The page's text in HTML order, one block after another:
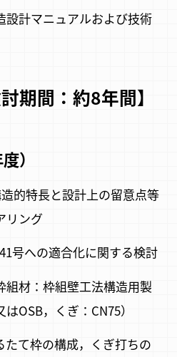
設計マニュアルおよび技術
期間：約8年間】
）
的特長と設計上の留意点等
リング
号への適合化に関する検討
材：枠組壁工法構造用製
OSB，くぎ：CN75）
て枠の構成，くぎ打ちの